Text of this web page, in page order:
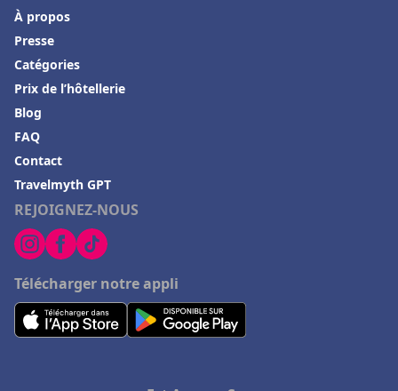
REJOIGNEZ-NOUS
Télécharger notre appli
À propos
Presse
Catégories
Prix de l’hôtellerie
Blog
FAQ
Contact
Travelmyth GPT